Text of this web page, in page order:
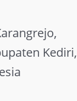
Kediri,